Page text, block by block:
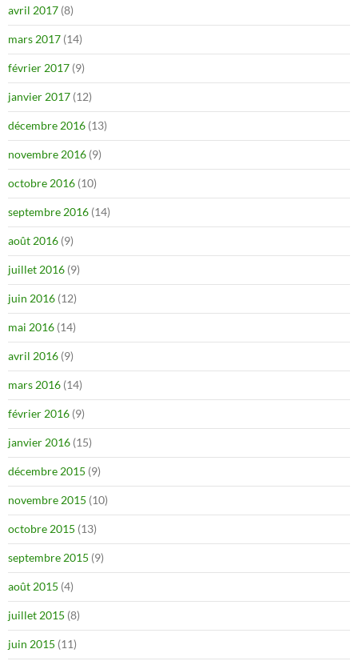
avril 2017 (8)
mars 2017 (14)
février 2017 (9)
janvier 2017 (12)
décembre 2016 (13)
novembre 2016 (9)
octobre 2016 (10)
septembre 2016 (14)
août 2016 (9)
juillet 2016 (9)
juin 2016 (12)
mai 2016 (14)
avril 2016 (9)
mars 2016 (14)
février 2016 (9)
janvier 2016 (15)
décembre 2015 (9)
novembre 2015 (10)
octobre 2015 (13)
septembre 2015 (9)
août 2015 (4)
juillet 2015 (8)
juin 2015 (11)